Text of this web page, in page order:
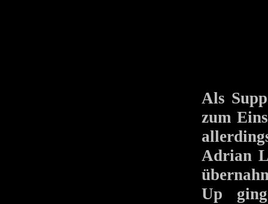
Als
zum
Adrian
Up